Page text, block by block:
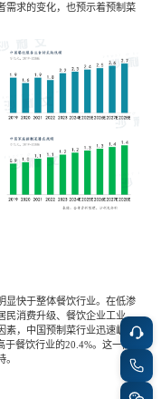
需求的变化，也预示着预制菜
显快于整体餐饮行业。在低渗
民消费升级、餐饮企业工业
，中国预制菜行业迅速崛
餐饮行业的20.4%。这一高